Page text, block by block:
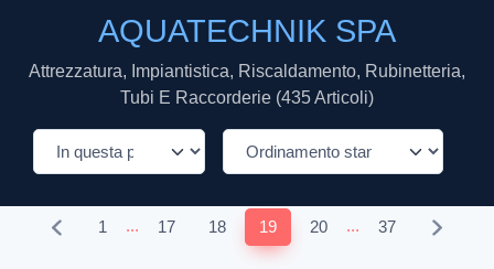
AQUATECHNIK SPA
Attrezzatura, Impiantistica, Riscaldamento, Rubinetteria,
Tubi E Raccorderie (435 Articoli)
1 ... 17 18 19 20 ... 37